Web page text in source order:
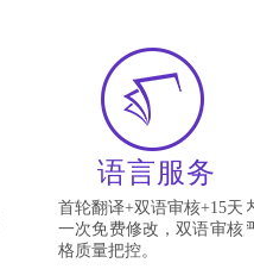
语言服务
首轮翻译+双语审核+15天
一次免费修改，双语审核
格质量把控。